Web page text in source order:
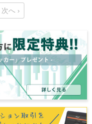
次へ ›